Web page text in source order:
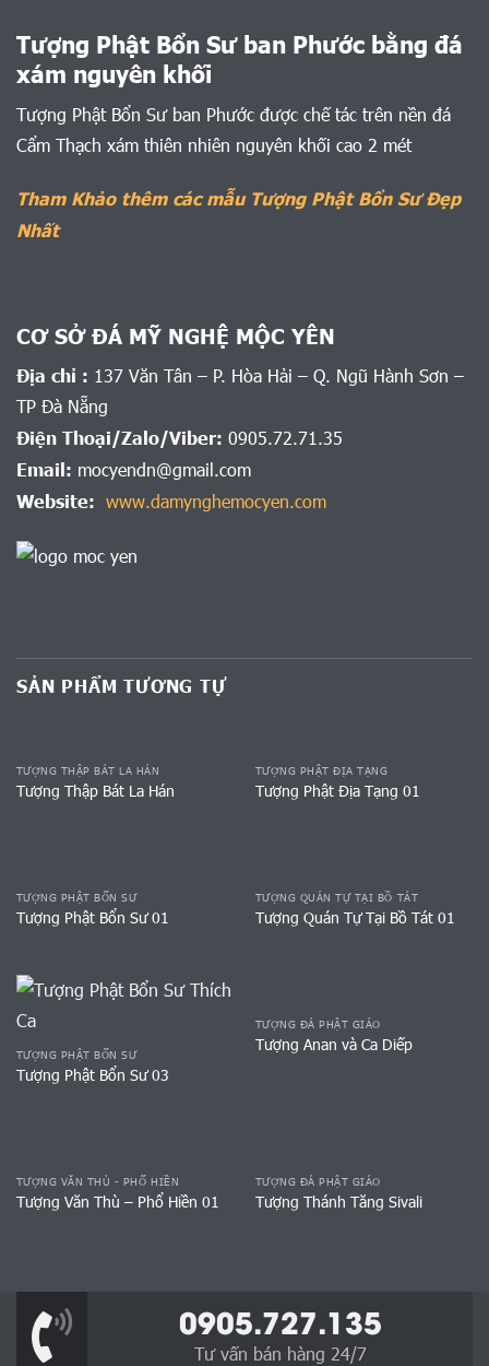
Tượng Phật Bổn Sư ban Phước bằng đá
xám nguyên khối
Tượng Phật Bổn Sư ban Phước được chế tác trên nền đá
Cẩm Thạch xám thiên nhiên nguyên khối cao 2 mét
Tham Khảo thêm các mẫu Tượng Phật Bổn Sư Đẹp
Nhất
CƠ SỞ ĐÁ MỸ NGHỆ MỘC YÊN
Địa chỉ : 137 Văn Tân – P. Hòa Hải – Q. Ngũ Hành Sơn –
TP Đà Nẵng
Điện Thoại/Zalo/Viber: 0905.72.71.35
Email: mocyendn@gmail.com
Website: www.damynghemocyen.com
SẢN PHẨM TƯƠNG TỰ
TƯỢNG THẬP BÁT LA HÁN
Tượng Thập Bát La Hán
TƯỢNG PHẬT ĐỊA TẠNG
Tượng Phật Địa Tạng 01
TƯỢNG PHẬT BỔN SƯ
Tượng Phật Bổn Sư 01
TƯỢNG QUÁN TỰ TẠI BỒ TÁT
Tượng Quán Tự Tại Bồ Tát 01
TƯỢNG PHẬT BỔN SƯ
Tượng Phật Bổn Sư 03
TƯỢNG ĐÁ PHẬT GIÁO
Tượng Anan và Ca Diếp
TƯỢNG VĂN THÙ - PHỔ HIỀN
Tượng Văn Thù – Phổ Hiền 01
TƯỢNG ĐÁ PHẬT GIÁO
Tượng Thánh Tăng Sivali
0905.727.135
Tư vấn bán hàng 24/7